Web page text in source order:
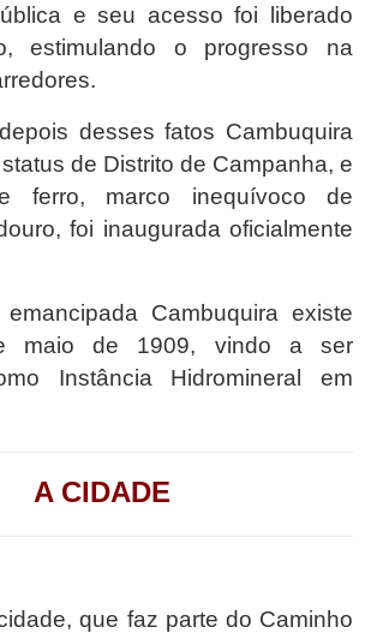
e seu acesso foi liberado
estimulando o progresso na
desses fatos Cambuquira
de Distrito de Campanha, e
ferro, marco inequívoco de
foi inaugurada oficialmente
Cambuquira existe
maio de 1909, vindo a ser
Instância Hidromineral em
A CIDADE
que faz parte do Caminho